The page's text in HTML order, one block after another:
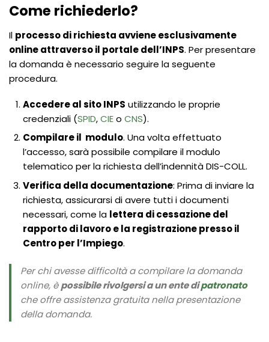
Come richiederlo?
Il processo di richiesta avviene esclusivamente
online attraverso il portale dell’INPS. Per presentare
la domanda è necessario seguire la seguente
procedura.
Accedere al sito INPS utilizzando le proprie
credenziali (SPID,CIEo CNS).
Compilare il modulo. Una volta effettuato
l’accesso, sarà possibile compilare il modulo
telematico per la richiesta dell’indennità DIS-COLL.
Verifica della documentazione: Prima di inviare la
richiesta, assicurarsi di avere tutti i documenti
necessari, come la lettera di cessazione del
rapporto di lavoro e la registrazione presso il
Centro per l’Impiego.
Per chi avesse difficoltà a compilare la domanda
online, èpossibile rivolgersi a un ente dipatronato
che offre assistenza gratuita nella presentazione
della domanda.